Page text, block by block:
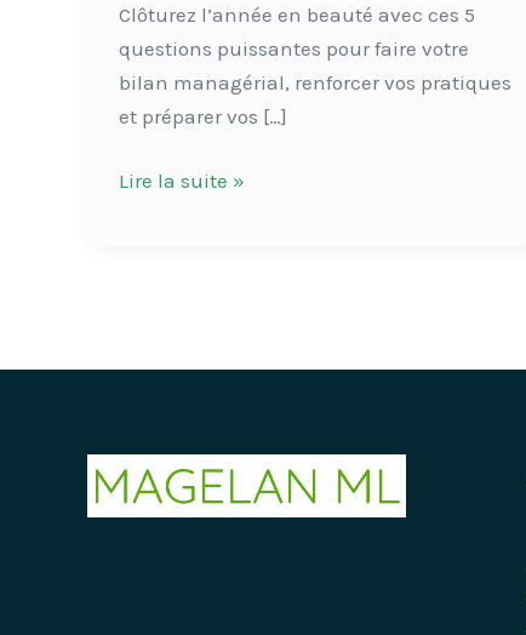
Clôturez l’année en beauté avec ces 5
questions puissantes pour faire votre
bilan managérial, renforcer vos pratiques
et préparer vos […]
Lire la suite »